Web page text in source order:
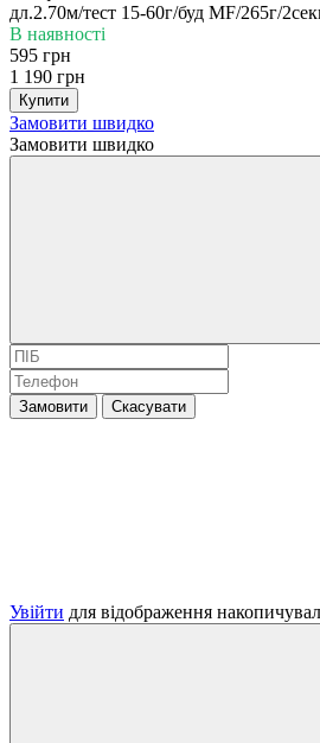
дл.2.70м/тест 15-60г/буд MF/265г/
В наявності
595 грн
1 190 грн
Купити
Замовити швидко
Замовити швидко
Замовити Скасувати
Увійти для відображення